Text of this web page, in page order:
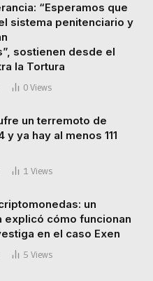
“Esperamos que
sistema penitenciario y
sostienen desde el
la Tortura
0 Views
un terremoto de
y ya hay al menos 111
1 Views
un
explicó cómo funcionan
en el caso Exen
5 Views